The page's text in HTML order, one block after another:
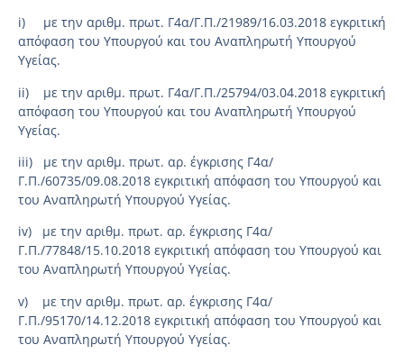
i) με την αριθμ. πρωτ. Γ4α/Γ.Π./21989/16.03.2018 εγκριτική
απόφαση του Υπουργού και του Αναπληρωτή Υπουργού
Υγείας.
ii) με την αριθμ. πρωτ. Γ4α/Γ.Π./25794/03.04.2018 εγκριτική
απόφαση του Υπουργού και του Αναπληρωτή Υπουργού
Υγείας.
iii) με την αριθμ. πρωτ. αρ. έγκρισης Γ4α/
Γ.Π./60735/09.08.2018 εγκριτική απόφαση του Υπουργού και
του Αναπληρωτή Υπουργού Υγείας.
iv) με την αριθμ. πρωτ. αρ. έγκρισης Γ4α/
Γ.Π./77848/15.10.2018 εγκριτική απόφαση του Υπουργού και
του Αναπληρωτή Υπουργού Υγείας.
v) με την αριθμ. πρωτ. αρ. έγκρισης Γ4α/
Γ.Π./95170/14.12.2018 εγκριτική απόφαση του Υπουργού και
του Αναπληρωτή Υπουργού Υγείας.